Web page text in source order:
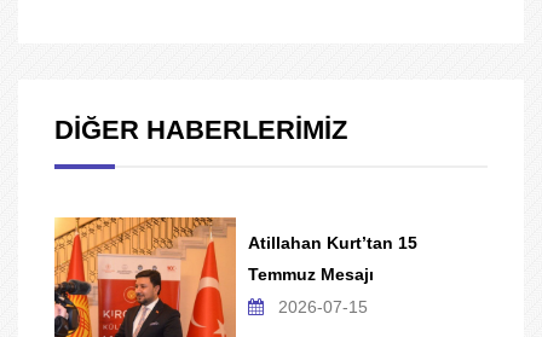
DİĞER HABERLERİMİZ
Atillahan Kurt’tan 15
Temmuz Mesajı
2026-07-15